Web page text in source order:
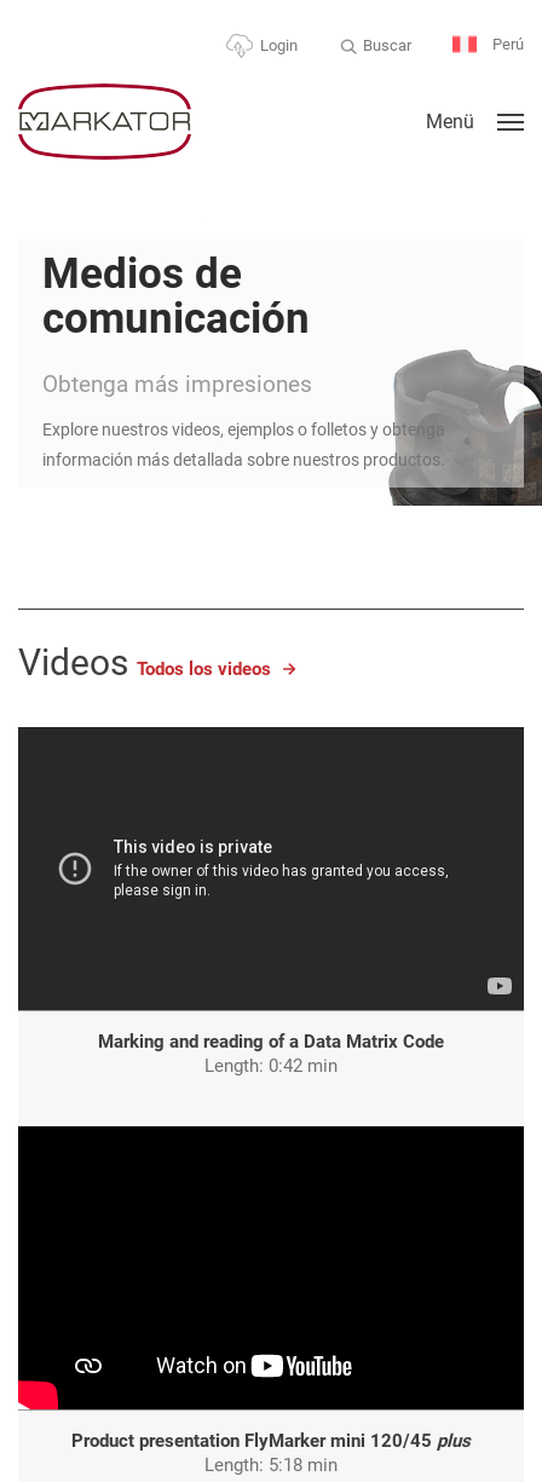
Login Buscar Perú
Menü
Medios de
comunicación
Obtenga más impresiones
Explore nuestros videos, ejemplos o folletos y obtenga
información más detallada sobre nuestros productos.
Videos Todos los videos
Marking and reading of a Data Matrix Code
Length: 0:42 min
Product presentation FlyMarker mini 120/45 plus
Length: 5:18 min